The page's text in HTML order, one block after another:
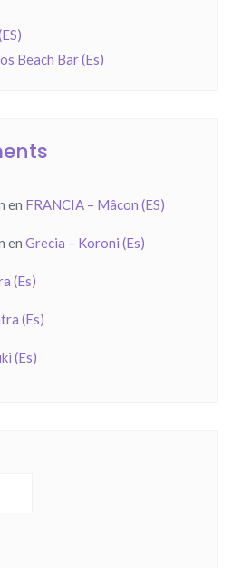
Beach Bar (Es)
en FRANCIA – Mâcon (ES)
en Grecia – Koroni (Es)
(Es)
(Es)
(Es)